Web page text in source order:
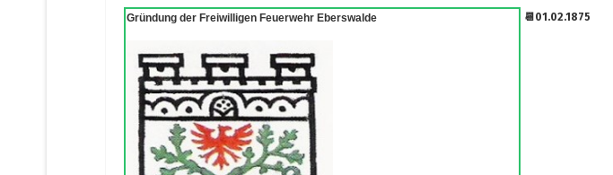
Gründung der Freiwilligen Feuerwehr Eberswalde 📆01.02.1875